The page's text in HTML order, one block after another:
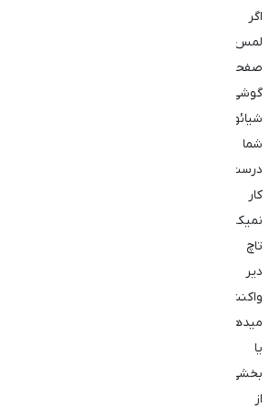
اگر
لمس
صفحه
گوشی
شیائومی
شما
درست
کار
نمیکند
تاچ
دیر
واکنش
میدهد
یا
بخشی
از